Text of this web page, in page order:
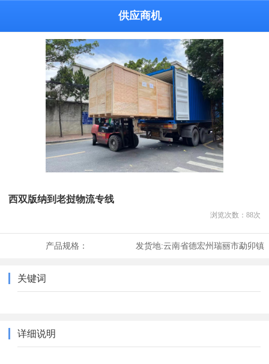
供应商机
西双版纳到老挝物流专线
浏览次数： 88次
产品规格： 发货地:云南省德宏州瑞丽市勐卯镇
关键词
详细说明